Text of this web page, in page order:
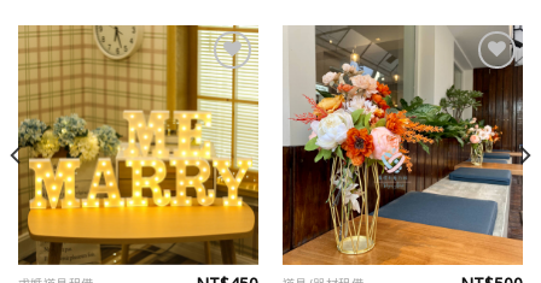
Add to
wishlist
Add to
wishlist